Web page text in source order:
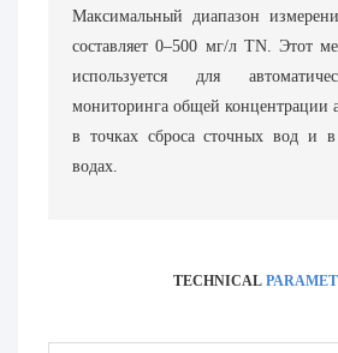
Максимальный диапазон
составляет 0–500 мг/л TN. Этот
используется для
мониторинга общей концентрации
в точках сброса сточных вод и в
водах.
TECHNICAL